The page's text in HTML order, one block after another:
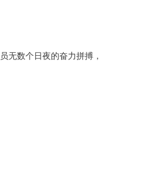
无数个日夜的奋力拼搏，